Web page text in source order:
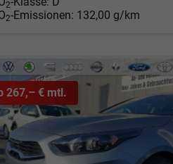
2
2-Emissionen: 132,00 g/km
267,– € mtl.